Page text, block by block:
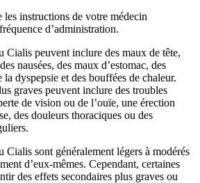
instructions de votre médecin
d’administration.
Cialis peuvent inclure des maux de tête,
nausées, des maux d’estomac, des
dyspepsie et des bouffées de chaleur.
graves peuvent inclure des troubles
de vision ou de l’ouïe, une érection
des douleurs thoraciques ou des
Cialis sont généralement légers à modérés
d’eux-mêmes. Cependant, certaines
des effets secondaires plus graves ou